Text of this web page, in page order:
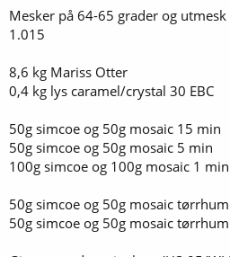
Mesker på 64-65 grader og
1.015
8,6 kg Mariss Otter
0,4 kg lys caramel/crystal 30 EBC
50g simcoe og 50g mosaic 15 min
50g simcoe og 50g mosaic 5 min
100g simcoe og 100g mosaic 1 min
50g simcoe og 50g mosaic
50g simcoe og 50g mosaic